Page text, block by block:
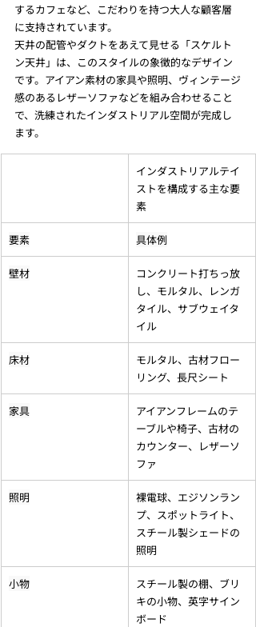
するカフェなど、こだわりを持つ大人な顧客層
に支持されています。
天井の配管やダクトをあえて見せる「スケルト
ン天井」は、このスタイルの象徴的なデザイン
です。アイアン素材の家具や照明、ヴィンテージ
感のあるレザーソファなどを組み合わせること
で、洗練されたインダストリアル空間が完成し
ます。
インダストリアルテイ
ストを構成する主な要
素
要素 具体例
壁材
コンクリート打ちっ放
し、モルタル、レンガ
タイル、サブウェイタ
イル
床材
モルタル、古材フロー
リング、長尺シート
家具
アイアンフレームのテ
ーブルや椅子、古材の
カウンター、レザーソ
ファ
照明
裸電球、エジソンラン
プ、スポットライト、
スチール製シェードの
照明
小物
スチール製の棚、ブリ
キの小物、英字サイン
ボード